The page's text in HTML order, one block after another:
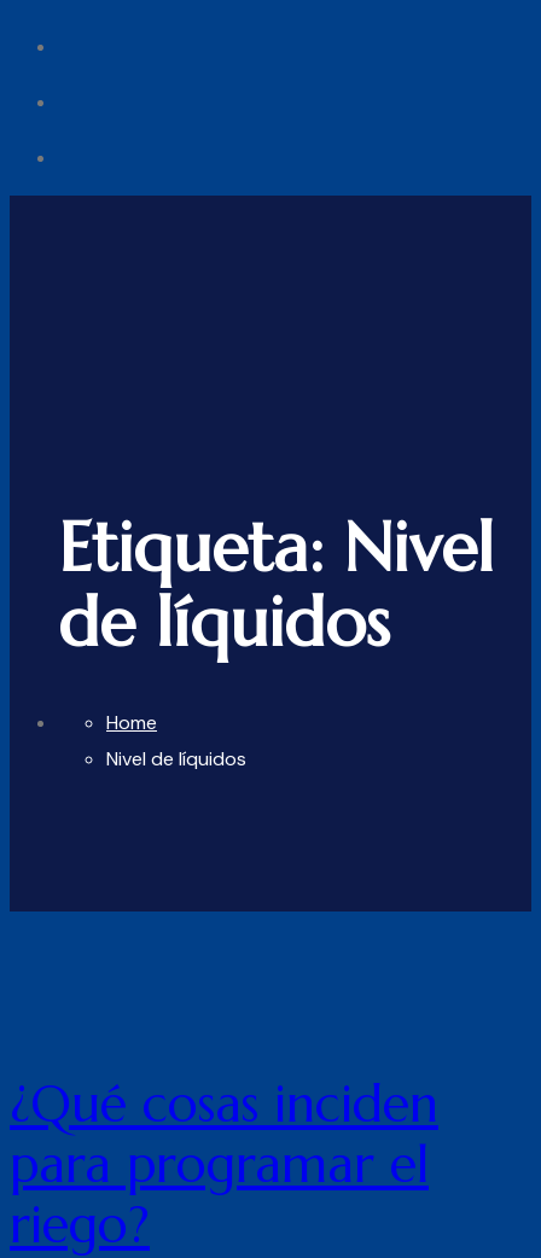
Etiqueta: Nivel
de líquidos
Home
Nivel de líquidos
¿Qué cosas inciden
para programar el
riego?